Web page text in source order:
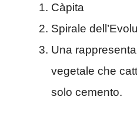
Càpita
Spirale
Una
vegetale che
solo cemento.